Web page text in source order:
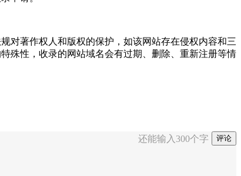
对著作权人和版权的保护，如该网站存在侵权内容和三
殊性，收录的网站域名会有过期、删除、重新注册等情
还能输入 300个字